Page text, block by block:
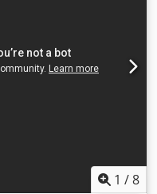
finns tillgänglig.
Dsdpfxjd
certifierad och uppfyller
1 /8